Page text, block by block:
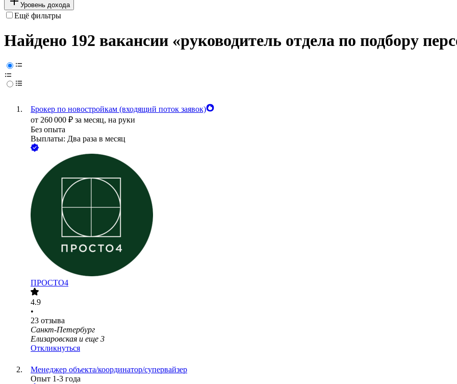
Уровень дохода
Ещё фильтры
Найдено 192 вакансии «руководитель отдела по подбору
Брокер по новостройкам (входящий поток заявок)
от 260 000 ₽ за месяц, на руки
Без опыта
Выплаты: Два раза в месяц
ПРОСТО4
4.9
•
23 отзыва
Санкт-Петербург
Елизаровская и еще 3
Откликнуться
Менеджер объекта/координатор/супервайзер
Опыт 1-3 года